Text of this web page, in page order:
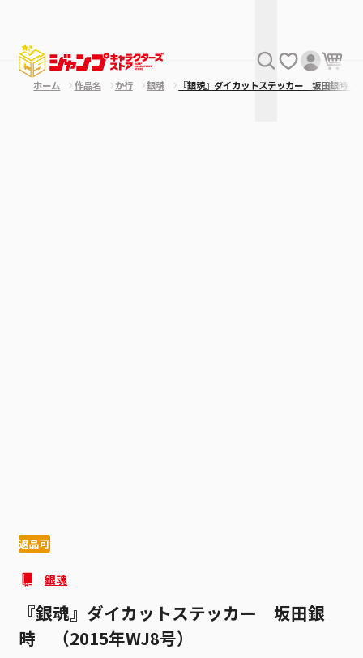
ホーム 作品名 か行 銀魂 『銀魂』ダイカットステッカー 坂田銀時
返品可
銀魂
『銀魂』ダイカットステッカー 坂田銀
時 （2015年WJ8号）